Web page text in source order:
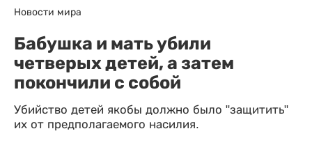
Новости мира
Бабушка и мать убили
четверых детей, а затем
покончили с собой
Убийство детей якобы должно было "защитить"
их от предполагаемого насилия.